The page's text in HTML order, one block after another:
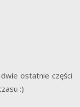
ostatnie części
:)